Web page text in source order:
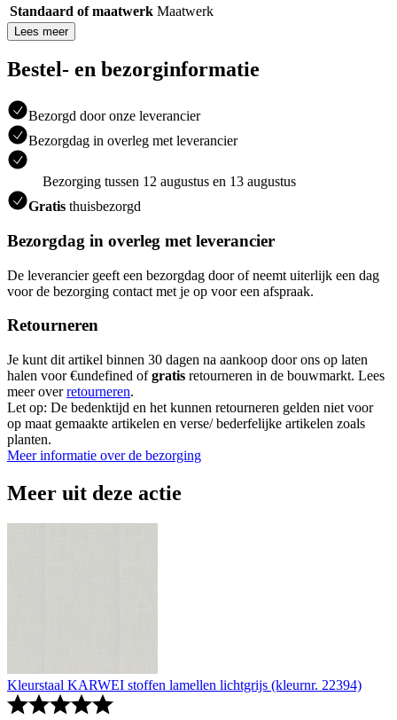
Standaard of maatwerk Maatwerk
Lees meer
Bestel- en bezorginformatie
Bezorgd door onze leverancier
Bezorgdag in overleg met leverancier
Bezorging tussen 12 augustus en 13 augustus
Gratis thuisbezorgd
Bezorgdag in overleg met leverancier
De leverancier geeft een bezorgdag door of neemt uiterlijk een dag
voor de bezorging contact met je op voor een afspraak.
Retourneren
Je kunt dit artikel binnen 30 dagen na aankoop door ons op laten
halen voor €undefined ofgratis retourneren in de bouwmarkt. Lees
meer overretourneren.
Let op: De bedenktijd en het kunnen retourneren gelden niet voor
op maat gemaakte artikelen en verse/ bederfelijke artikelen zoals
planten.
Meer informatie over de bezorging
Meer uit deze actie
Kleurstaal KARWEI stoffen lamellen lichtgrijs (kleurnr. 22394)